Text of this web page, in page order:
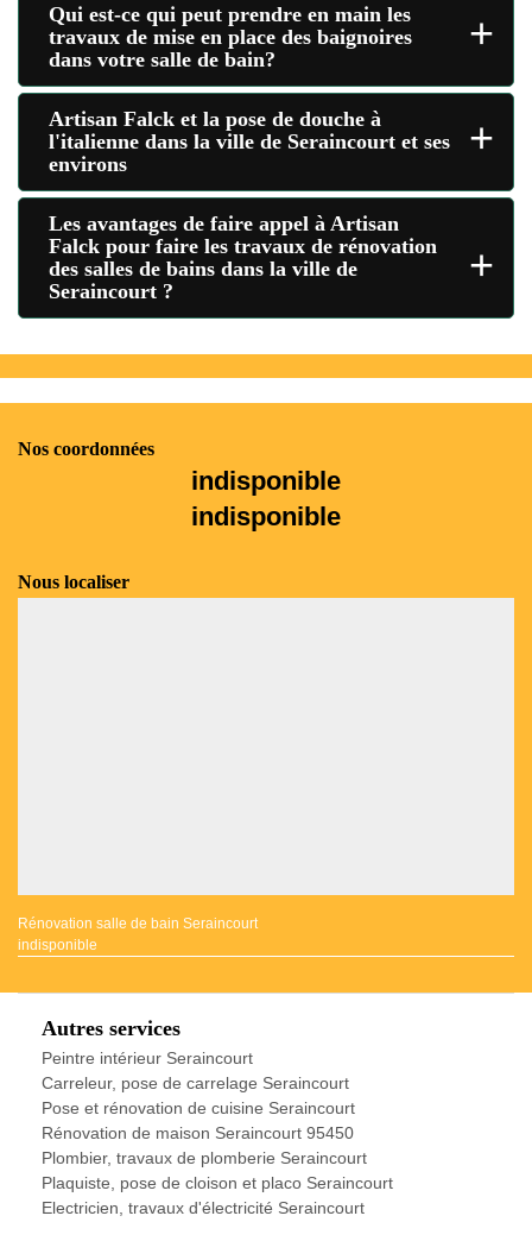
Qui est-ce qui peut prendre en main les
travaux de mise en place des baignoires
dans votre salle de bain?
+
Artisan Falck et la pose de douche à
l'italienne dans la ville de Seraincourt et ses
environs
+
Les avantages de faire appel à Artisan
Falck pour faire les travaux de rénovation
des salles de bains dans la ville de
Seraincourt ?
+
Nos coordonnées
indisponible
indisponible
Nous localiser
Rénovation salle de bain Seraincourt
indisponible
Autres services
Peintre intérieur Seraincourt
Carreleur, pose de carrelage Seraincourt
Pose et rénovation de cuisine Seraincourt
Rénovation de maison Seraincourt 95450
Plombier, travaux de plomberie Seraincourt
Plaquiste, pose de cloison et placo Seraincourt
Electricien, travaux d'électricité Seraincourt